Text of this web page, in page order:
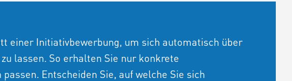
einer Initiativbewerbung, um sich automatisch über
lassen. So erhalten Sie nur konkrete
Entscheiden Sie, auf welche Sie sich